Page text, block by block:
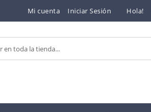
Mi cuenta Iniciar Sesión Hola!